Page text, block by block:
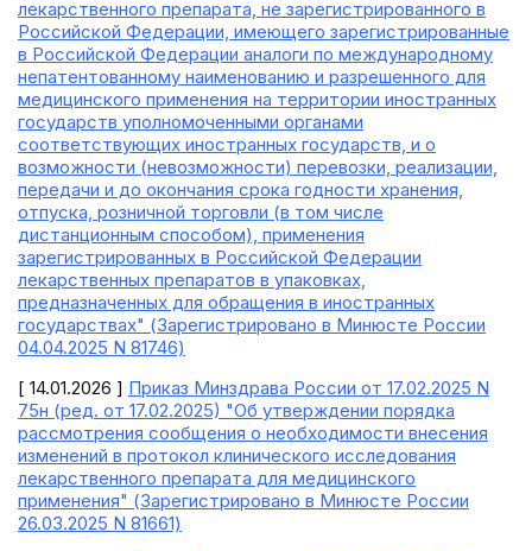
лекарственного препарата, не зарегистрированного в
Российской Федерации, имеющего зарегистрированные
в Российской Федерации аналоги по международному
непатентованному наименованию и разрешенного для
медицинского применения на территории иностранных
государств уполномоченными органами
соответствующих иностранных государств, и о
возможности (невозможности) перевозки, реализации,
передачи и до окончания срока годности хранения,
отпуска, розничной торговли (в том числе
дистанционным способом), применения
зарегистрированных в Российской Федерации
лекарственных препаратов в упаковках,
предназначенных для обращения в иностранных
государствах" (Зарегистрировано в Минюсте России
04.04.2025 N 81746)
[ 14.01.2026 ] Приказ Минздрава России от 17.02.2025 N
75н (ред. от 17.02.2025) "Об утверждении порядка
рассмотрения сообщения о необходимости внесения
изменений в протокол клинического исследования
лекарственного препарата для медицинского
применения" (Зарегистрировано в Минюсте России
26.03.2025 N 81661)